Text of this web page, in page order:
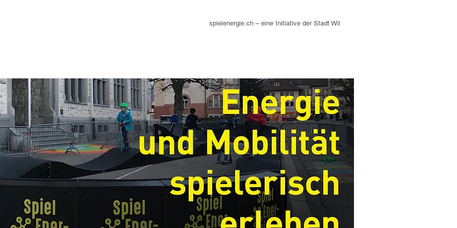
spielenergie.ch – eine Initiative der Stadt Wil